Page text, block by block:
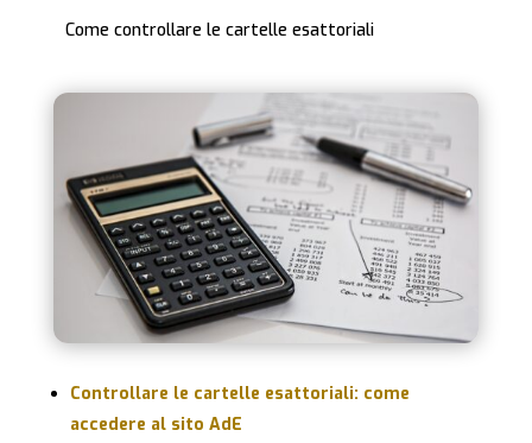
Come controllare le cartelle esattoriali
Controllare le cartelle esattoriali: come
accedere al sito AdE